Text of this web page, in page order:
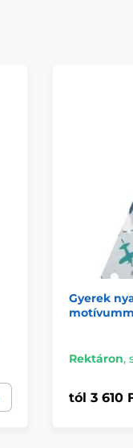
Gyerek
Rektáron,
tól 3 610